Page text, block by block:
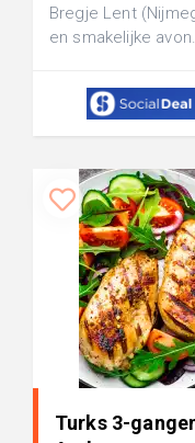
Bregje Lent
en smakelijke
Turks 3-